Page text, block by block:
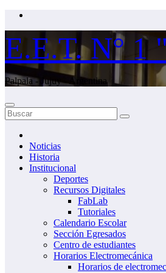
Saltar
contenido
E.E.T. N° 1
Palpala - Jujuy - Argentina
Noticias
Historia
Institucional
Deportes
Recursos Digitales
FabLab
Tutoriales
Calendario Escolar
Sección Egresados
Centro de estudiantes
Horarios Electromecánica
Horarios de